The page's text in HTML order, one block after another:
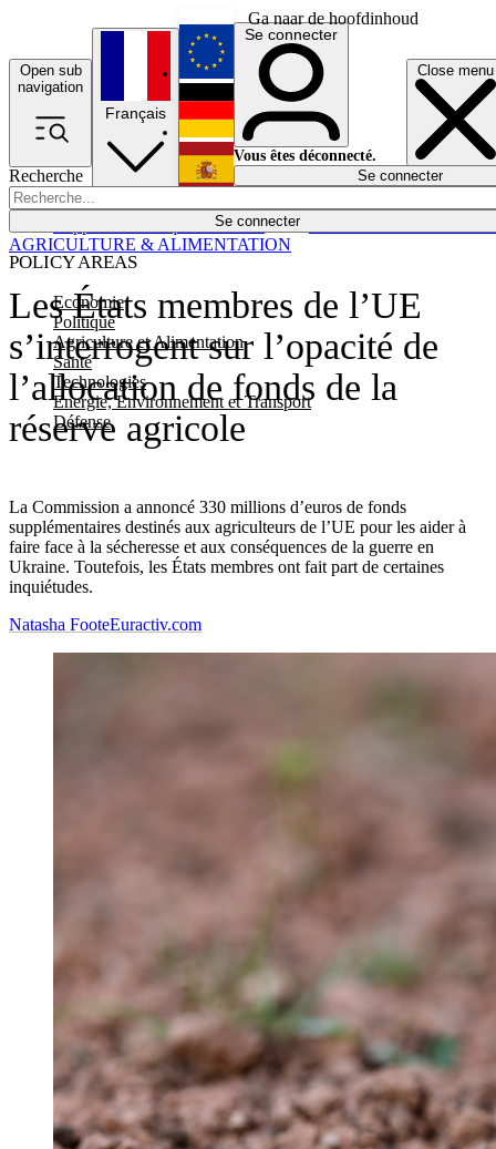
Ga naar de hoofdinhoud
Open sub
navigation
Close menu
Recherche
Se connecter
POLICY AREAS
Economie
Politique
Agriculture et Alimentation
Santé
Technologies
Energie, Environnement et Transport
Défense
Économie
Français
English
Deutsch
Español
Se connecter
Vous êtes déconnecté.
Se connecter
Les États membres de l’UE
s’interrogent sur l’opacité de
l’allocation de fonds de la
réserve agricole
La Commission a annoncé 330 millions d’euros de fonds
supplémentaires destinés aux agriculteurs de l’UE pour les aider à
faire face à la sécheresse et aux conséquences de la guerre en
Ukraine. Toutefois, les États membres ont fait part de certaines
inquiétudes.
AGRICULTURE & ALIMENTATION
Natasha FooteEuractiv.com